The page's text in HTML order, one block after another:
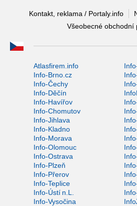
Kontakt, reklama / Portaly.info
Všeobecné obchodní
Atlasfirem.info
Info-Brno.cz
Info-Čechy
Info-Děčín
Info-Havířov
Info-Chomutov
Info-Jihlava
Info-Kladno
Info-Morava
Info-Olomouc
Info-Ostrava
Info-Plzeň
Info-Přerov
Info-Teplice
Info-Ústí n.L.
Info-Vysočina